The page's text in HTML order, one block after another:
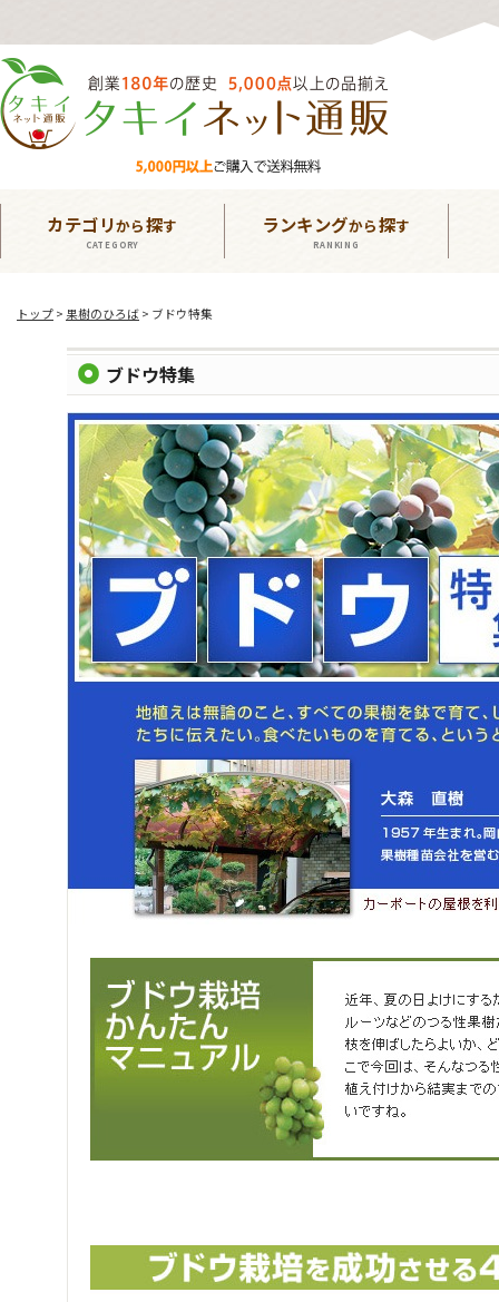
カテゴリから探す
CATEGORY
ランキングから探す
RANKING
トップ > 果樹のひろば > ブドウ特集
ブドウ特集